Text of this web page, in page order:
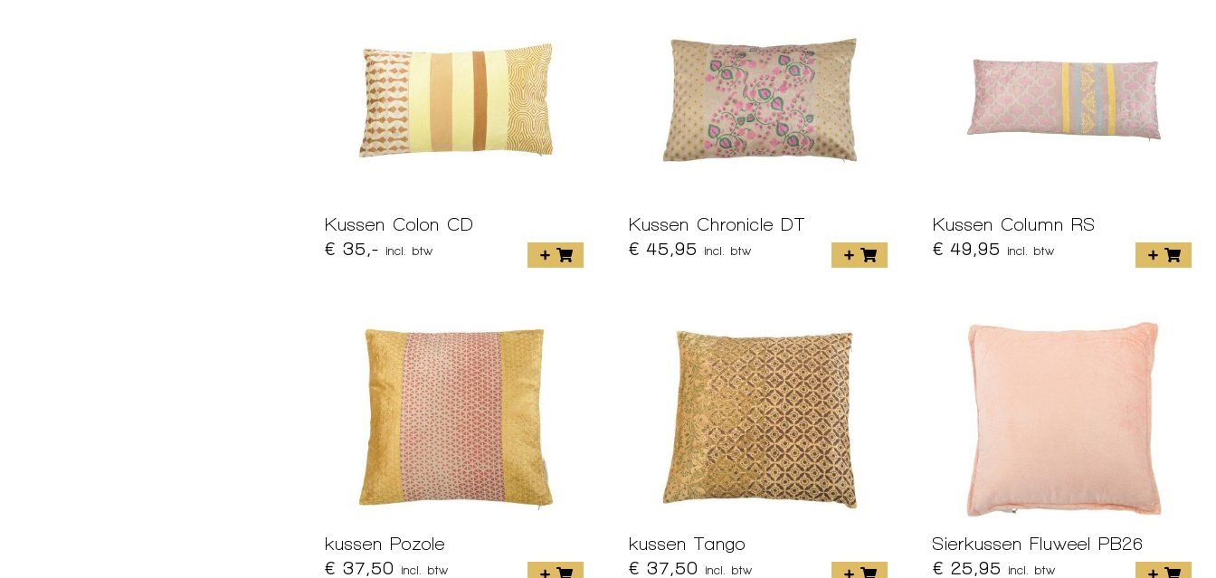
Kussen Colon CD
€ 35,-
incl. btw
Kussen Chronicle DT
€ 45,95
incl. btw
Kussen Column RS
€ 49,95
incl. btw
kussen Pozole
€ 37,50
incl. btw
kussen Tango
€ 37,50
incl. btw
Sierkussen Fluweel PB26
€ 25,95
incl. btw